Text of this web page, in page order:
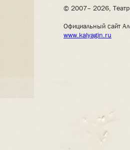
© 2007– 2026, Театр
Официальный сайт
www.kalyagin.ru